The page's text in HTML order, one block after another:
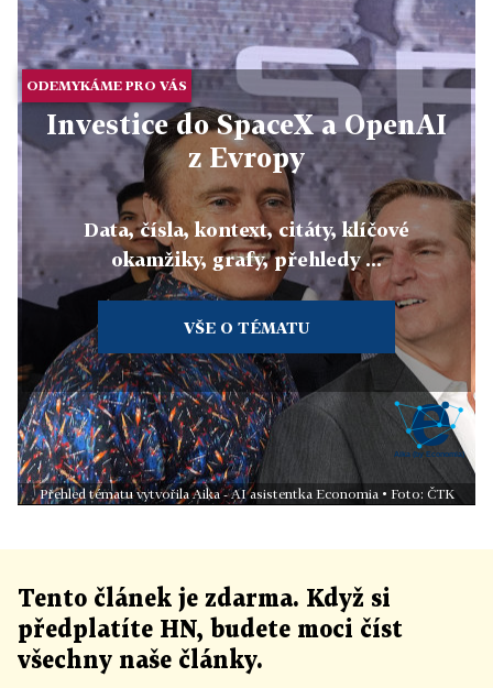
ODEMYKÁME PRO VÁS
Investice do SpaceX a OpenAI
z Evropy
Data, čísla, kontext, citáty, klíčové
okamžiky, grafy, přehledy ...
VŠE O TÉMATU
Přehled tématu vytvořila Aika - AI asistentka Economia • Foto: ČTK
Tento článek je zdarma. Když si
předplatíte HN, budete moci číst
všechny naše články.